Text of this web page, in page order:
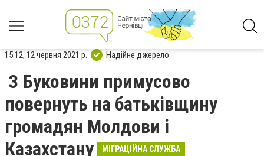
15:12, 12 червня 2021 р. Надійне джерело
З Буковини примусово
повернуть на батьківщину
громадян Молдови і
Казахстану
МІГРАЦІЙНА СЛУЖБА